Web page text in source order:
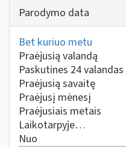
Parodymo data
Bet kuriuo metu
Praėjusią valandą
Paskutines 24 valandas
Praėjusią savaitę
Praėjusį mėnesį
Praėjusiais metais
Laikotarpyje…
Nuo